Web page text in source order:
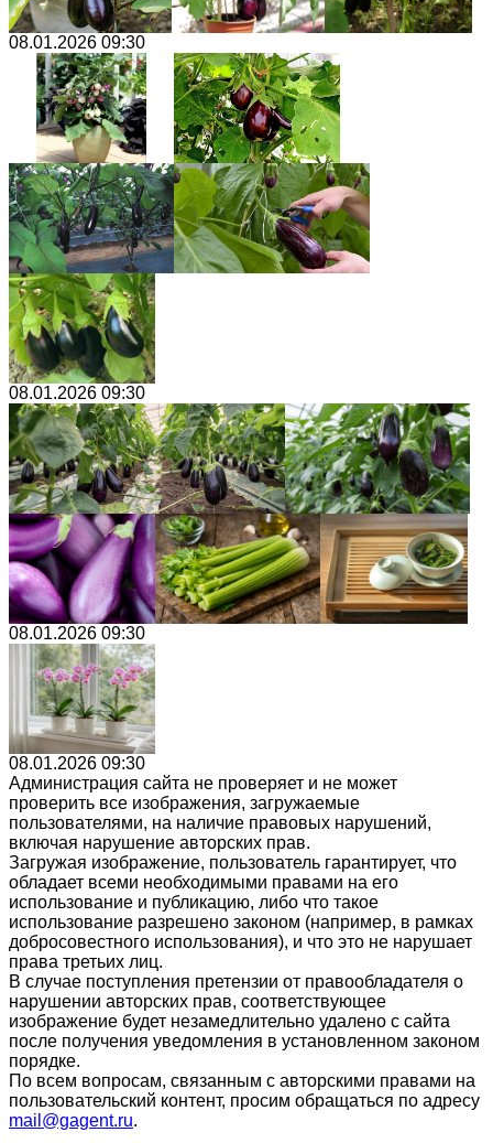
08.01.2026 09:30
08.01.2026 09:30
08.01.2026 09:30
08.01.2026 09:30
Администрация сайта не проверяет и не может
проверить все изображения, загружаемые
пользователями, на наличие правовых нарушений,
включая нарушение авторских прав.
Загружая изображение, пользователь гарантирует, что
обладает всеми необходимыми правами на его
использование и публикацию, либо что такое
использование разрешено законом (например, в рамках
добросовестного использования), и что это не нарушает
права третьих лиц.
В случае поступления претензии от правообладателя о
нарушении авторских прав, соответствующее
изображение будет незамедлительно удалено с сайта
после получения уведомления в установленном законом
порядке.
По всем вопросам, связанным с авторскими правами на
пользовательский контент, просим обращаться по адресу
mail@gagent.ru.